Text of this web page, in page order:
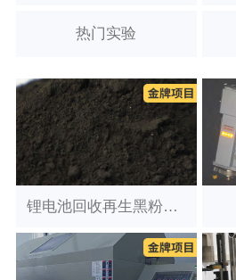
热门实验
锂电池回收再生黑粉检测